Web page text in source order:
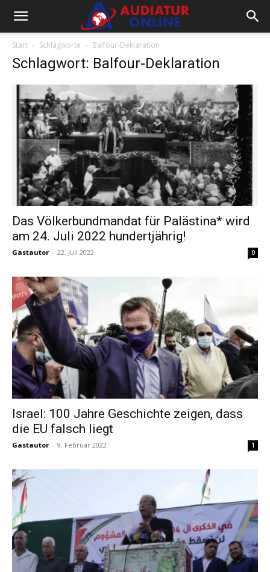
Start Schlagworte Balfour-Deklaration
Schlagwort: Balfour-Deklaration
Das Völkerbundmandat für Palästina* wird
am 24. Juli 2022 hundertjährig!
Gastautor - 22. Juli 2022 0
Israel: 100 Jahre Geschichte zeigen, dass
die EU falsch liegt
Gastautor - 9. Februar 2022 1